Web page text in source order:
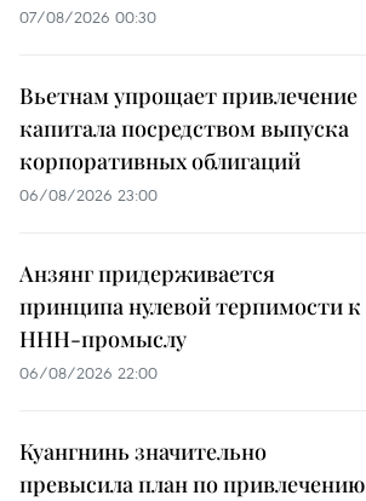
07/08/2026 00:30
Вьетнам упрощает привлечение
капитала посредством выпуска
корпоративных облигаций
06/08/2026 23:00
Анзянг придерживается
принципа нулевой терпимости к
ННН-промыслу
06/08/2026 22:00
Куангнинь значительно
превысила план по привлечению